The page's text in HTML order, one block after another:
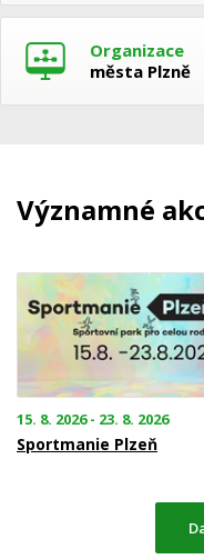
Organizace
města Plzně
Významné
15. 8. 2026 - 23. 8. 2026
Sportmanie Plzeň